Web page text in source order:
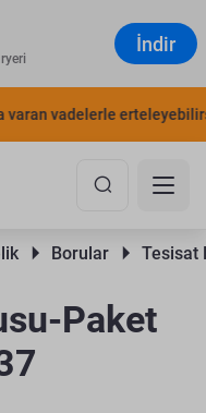
İndir
vadelerle
Borular Tesisat
Paket